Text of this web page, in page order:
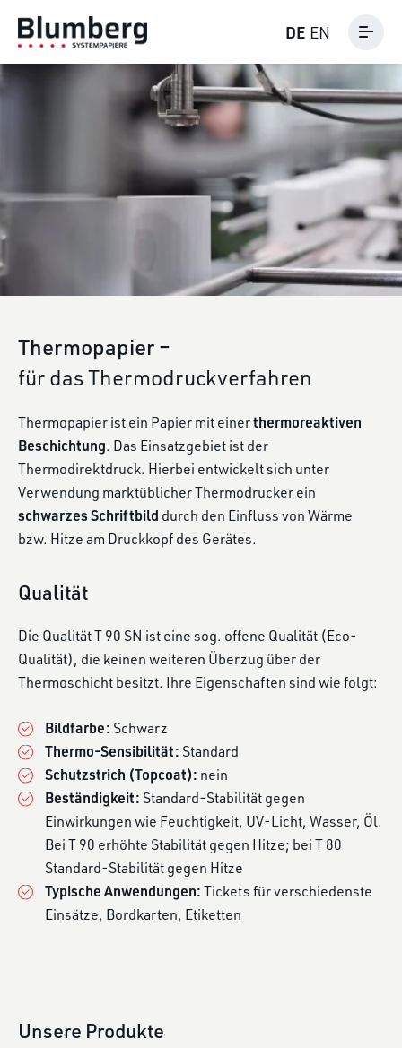
DE EN
Thermopapier –
für das Thermodruckverfahren
Thermopapier ist ein Papier mit einerthermoreaktiven
Beschichtung. Das Einsatzgebiet ist der
Thermodirektdruck. Hierbei entwickelt sich unter
Verwendung marktüblicher Thermodrucker ein
schwarzes Schriftbild durch den Einfluss von Wärme
bzw. Hitze am Druckkopf des Gerätes.
Qualität
Die Qualität T 90 SN ist eine sog. offene Qualität (Eco-
Qualität), die keinen weiteren Überzug über der
Thermoschicht besitzt. Ihre Eigenschaften sind wie folgt:
Bildfarbe: Schwarz
Thermo-Sensibilität: Standard
Schutzstrich (Topcoat): nein
Beständigkeit: Standard-Stabilität gegen
Einwirkungen wie Feuchtigkeit, UV-Licht, Wasser, Öl.
Bei T 90 erhöhte Stabilität gegen Hitze; bei T 80
Standard-Stabilität gegen Hitze
Typische Anwendungen: Tickets für verschiedenste
Einsätze, Bordkarten, Etiketten
Unsere Produkte